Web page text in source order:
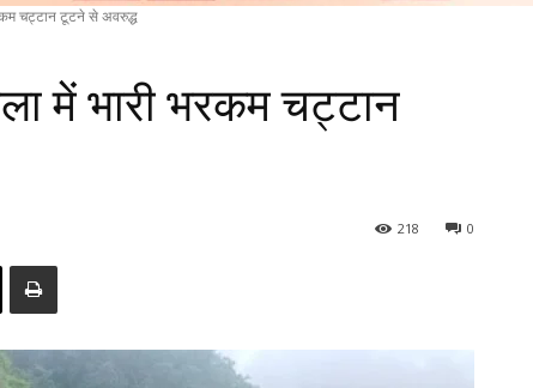
चट्टान टूटने से अवरुद्ध
में भारी भरकम चट्टान
0
218